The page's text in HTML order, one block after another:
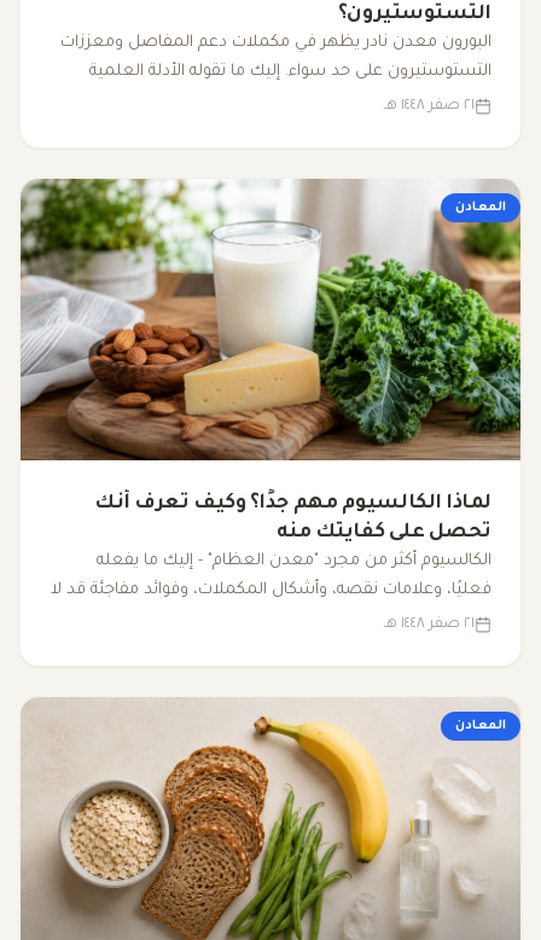
التستوستيرون؟
البورون معدن نادر يظهر في مكملات دعم المفاصل ومعززات
التستوستيرون على حد سواء. إليك ما تقوله الأدلة العلمية
الفعلية حول فوائده ومصادره وجرعته الآمنة.
٢١ صفر ١٤٤٨ هـ
المعادن
لماذا الكالسيوم مهم جدًا؟ وكيف تعرف أنك
تحصل على كفايتك منه
الكالسيوم أكثر من مجرد "معدن العظام" - إليك ما يفعله
فعليًا، وعلامات نقصه، وأشكال المكملات، وفوائد مفاجئة قد لا
تعرفها.
٢١ صفر ١٤٤٨ هـ
المعادن